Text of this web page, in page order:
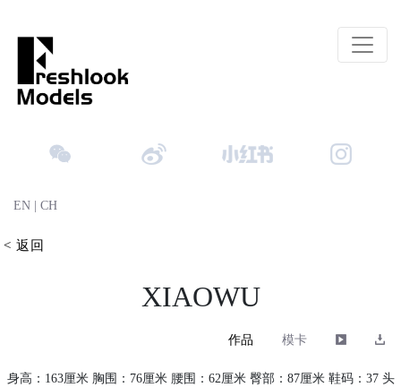
EN | CH
< 返回
XIAOWU
作品 模卡
身高：163厘米 胸围：76厘米 腰围：62厘米 臀部：87厘米 鞋码：37 头